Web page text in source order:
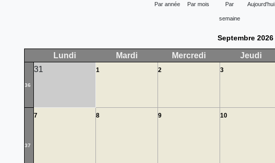
Par année Par mois Par
semaine
Aujourd'hui
Septembre 2026
Lundi Mardi Mercredi Jeudi
36
31 1 2 3
37
7 8 9 10